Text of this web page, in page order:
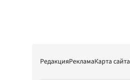
РедакцияРекламаКарта сайта